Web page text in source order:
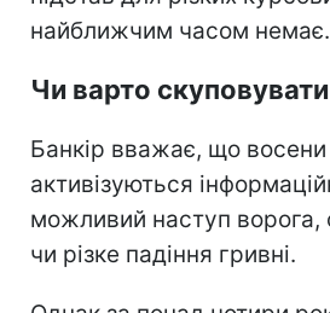
найближчим часом немає.
Чи варто
Банкір вважає, що восени
активізуються
можливий наступ ворога,
чи різке падіння гривні.